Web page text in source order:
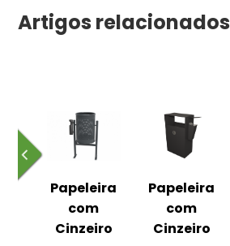
Artigos relacionados
Papeleira
com
Cinzeiro
Papeleira
com
Cinzeiro